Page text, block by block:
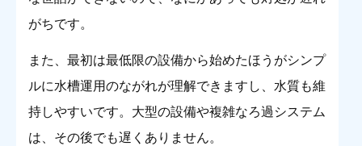
がちです。
また、最初は最低限の設備から始めたほうがシンプ
ルに水槽運用のながれが理解できますし、水質も維
持しやすいです。大型の設備や複雑なろ過システム
は、その後でも遅くありません。